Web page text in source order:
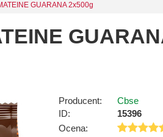
GUARANA 2x500g
Producent:
Cbse
ID:
15396
Ocena: